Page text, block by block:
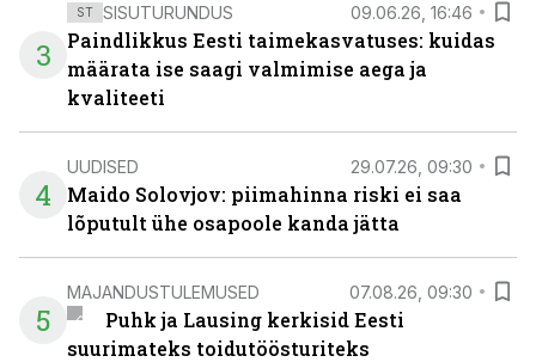
3
ST SISUTURUNDUS 09.06.26, 16:46
Paindlikkus Eesti taimekasvatuses: kuidas
määrata ise saagi valmimise aega ja
kvaliteeti
4
UUDISED 29.07.26, 09:30
Maido Solovjov: piimahinna riski ei saa
lõputult ühe osapoole kanda jätta
5
MAJANDUSTULEMUSED 07.08.26, 09:30
Puhk ja Lausing kerkisid Eesti
suurimateks toidutöösturiteks